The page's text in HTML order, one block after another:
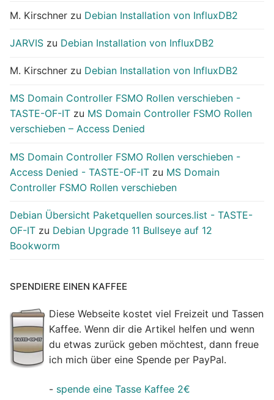
M. Kirschner zu Debian Installation von InfluxDB2
JARVIS zu Debian Installation von InfluxDB2
M. Kirschner zu Debian Installation von InfluxDB2
MS Domain Controller FSMO Rollen verschieben -
TASTE-OF-IT zu MS Domain Controller FSMO Rollen
verschieben – Access Denied
MS Domain Controller FSMO Rollen verschieben -
Access Denied - TASTE-OF-IT zu MS Domain
Controller FSMO Rollen verschieben
Debian Übersicht Paketquellen sources.list - TASTE-
OF-IT zu Debian Upgrade 11 Bullseye auf 12
Bookworm
SPENDIERE EINEN KAFFEE
Diese Webseite kostet viel Freizeit und Tassen
Kaffee. Wenn dir die Artikel helfen und wenn
du etwas zurück geben möchtest, dann freue
ich mich über eine Spende per PayPal.
- spende eine Tasse Kaffee 2€